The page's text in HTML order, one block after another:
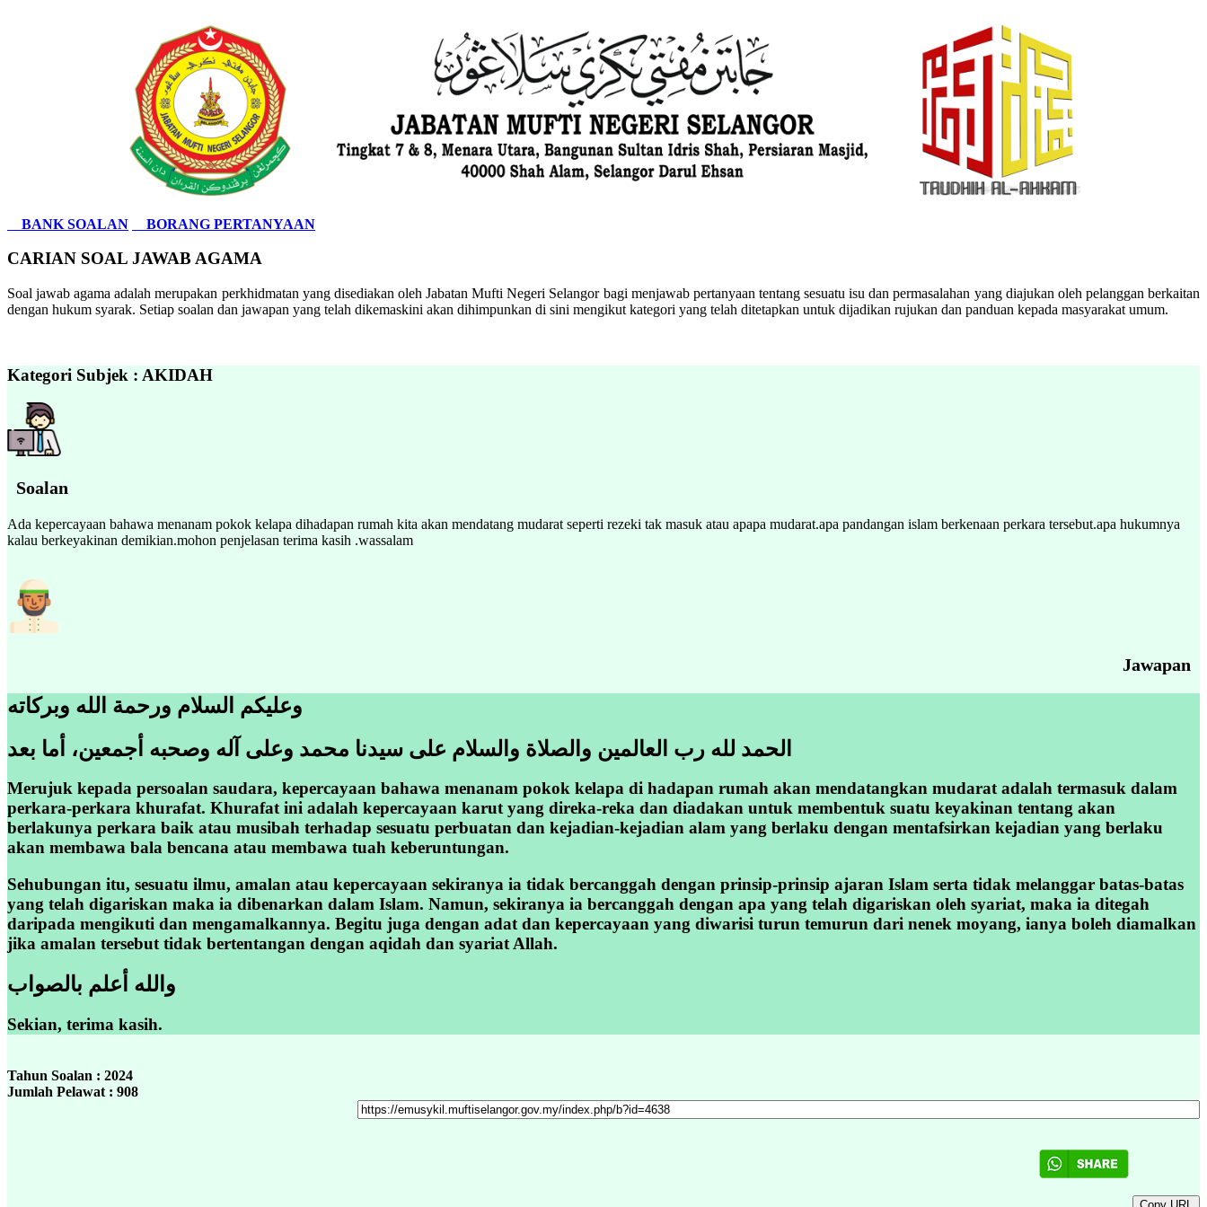
BANK SOALAN BORANG PERTANYAAN
CARIAN SOAL JAWAB AGAMA
Soal jawab agama adalah merupakan perkhidmatan yang disediakan oleh Jabatan Mufti Negeri Selangor bagi menjawab pertanyaan tentang sesuatu isu dan permasalahan yang diajukan oleh pelanggan berkaitan
dengan hukum syarak. Setiap soalan dan jawapan yang telah dikemaskini akan dihimpunkan di sini mengikut kategori yang telah ditetapkan untuk dijadikan rujukan dan panduan kepada masyarakat umum.
Kategori Subjek : AKIDAH
Soalan
Ada kepercayaan bahawa menanam pokok kelapa dihadapan rumah kita akan mendatang mudarat seperti rezeki tak masuk atau apapa mudarat.apa pandangan islam berkenaan perkara tersebut.apa hukumnya
kalau berkeyakinan demikian.mohon penjelasan terima kasih .wassalam
Jawapan
وعليكم السلام ورحمة الله وبركاته
الحمد لله رب العالمين والصلاة والسلام على سيدنا محمد وعلى آله وصحبه أجمعين، أما بعد
Merujuk kepada persoalan saudara, kepercayaan bahawa menanam pokok kelapa di hadapan rumah akan mendatangkan mudarat adalah termasuk dalam
perkara-perkara khurafat. Khurafat ini adalah kepercayaan karut yang direka-reka dan diadakan untuk membentuk suatu keyakinan tentang akan
berlakunya perkara baik atau musibah terhadap sesuatu perbuatan dan kejadian-kejadian alam yang berlaku dengan mentafsirkan kejadian yang berlaku
akan membawa bala bencana atau membawa tuah keberuntungan.
Sehubungan itu, sesuatu ilmu, amalan atau kepercayaan sekiranya ia tidak bercanggah dengan prinsip-prinsip ajaran Islam serta tidak melanggar batas-batas
yang telah digariskan maka ia dibenarkan dalam Islam. Namun, sekiranya ia bercanggah dengan apa yang telah digariskan oleh syariat, maka ia ditegah
daripada mengikuti dan mengamalkannya. Begitu juga dengan adat dan kepercayaan yang diwarisi turun temurun dari nenek moyang, ianya boleh diamalkan
jika amalan tersebut tidak bertentangan dengan aqidah dan syariat Allah.
والله أعلم بالصواب
Sekian, terima kasih.
Tahun Soalan : 2024
Jumlah Pelawat : 908